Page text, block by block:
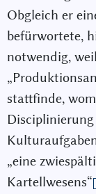
Obgleich er
befürwortete,
notwendig,
stattfinde,
„eine
Kartellwesens“